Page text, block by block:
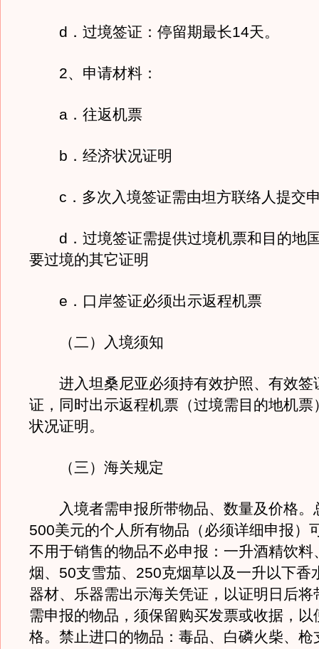
d．过境签证：停留期最长14天。
2、申请材料：
a．往返机票
b．经济状况证明
c．多次入境签证需由坦方联络人提交
d．过境签证需提供过境机票和目的地
要过境的其它证明
e．口岸签证必须出示返程机票
（二）入境须知
进入坦桑尼亚必须持有效护照、有效签
证，同时出示返程机票（过境需目的地机票
状况证明。
（三）海关规定
入境者需申报所带物品、数量及价格。
500美元的个人所有物品（必须详细申报）
不用于销售的物品不必申报：一升酒精饮料
烟、50支雪茄、250克烟草以及一升以下香
器材、乐器需出示海关凭证，以证明日后将
需申报的物品，须保留购买发票或收据，以
格。禁止进口的物品：毒品、白磷火柴、枪